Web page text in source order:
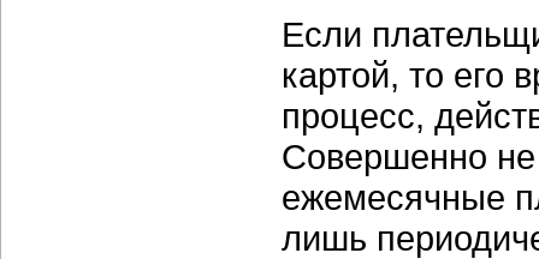
Если
картой, то его
процесс,
Совершенно не
ежемесячные
лишь